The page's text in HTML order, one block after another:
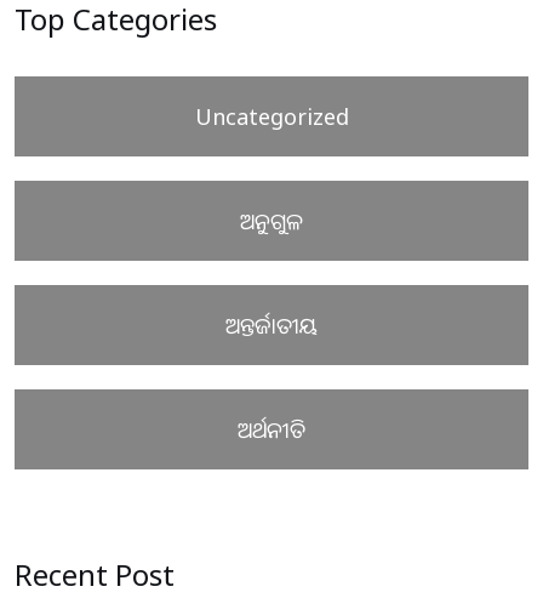
Top Categories
Uncategorized
ଅନୁଗୁଳ
ଅନ୍ତର୍ଜାତୀୟ
ଅର୍ଥନୀତି
Recent Post